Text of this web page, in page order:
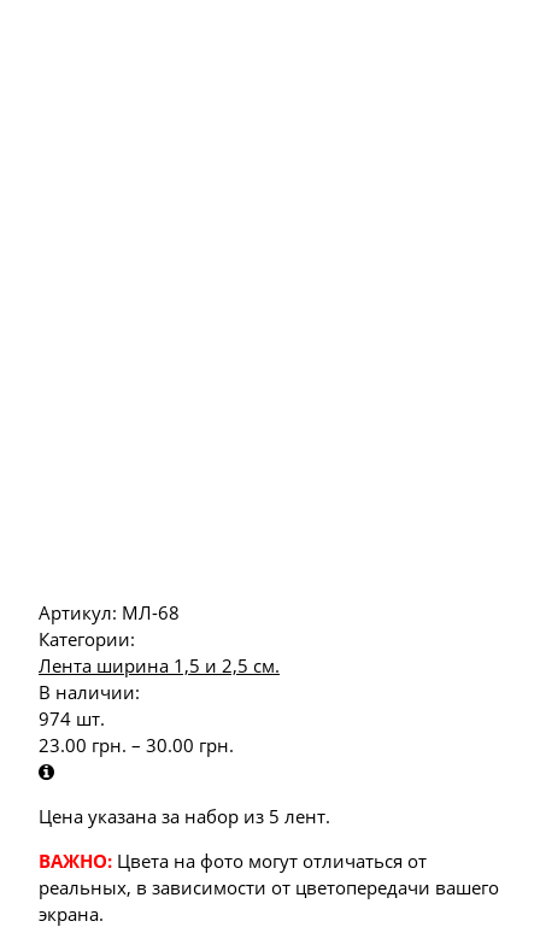
Артикул: МЛ-68
Категории:
Лента ширина 1,5 и 2,5 см.
В наличии:
974 шт.
23.00 грн. – 30.00 грн.
Цена указана за набор из 5 лент.
ВАЖНО: Цвета на фото могут отличаться от
реальных, в зависимости от цветопередачи вашего
экрана.